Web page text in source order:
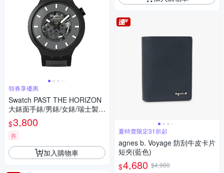
領券享優惠
Swatch PAST THE HORIZON
大錶面手錶/男錶/女錶/瑞士製造
SB05B113 (47mm)
$3,800
券
加入購物車
夏特賣限定31折起
agnes b. Voyage 防刮牛皮卡片
短夾(藍色)
$4,680 $4,980